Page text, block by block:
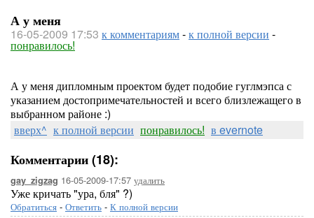
А у меня
16-05-2009 17:53 к комментариям-к полной версии -
понравилось!
А у меня дипломным проектом будет подобие гуглмэпса с
указанием достопримечательностей и всего близлежащего в
выбранном районе :)
вверх^ к полной версии понравилось! в evernote
Комментарии (18):
gay_zigzag 16-05-2009-17:57 удалить
Уже кричать "ура, бля" ?)
Обратиться - Ответить - К полной версии